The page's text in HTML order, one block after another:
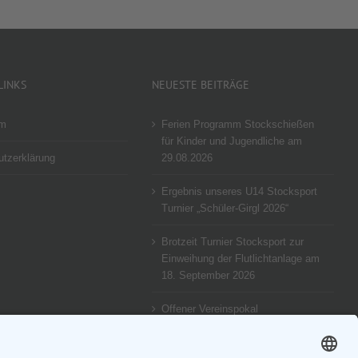
NEUESTE BEITRÄGE
Ferien Programm Stockschießen
für Kinder und Jugendliche am
29.08.2026
Ergebnis unseres U14 Stocksport
Turnier „Schüler-Girgl 2026“
Brotzeit Turnier Stocksport zur
Einweihung der Flutlichtanlage am
18. September 2026
Offener Vereinspokal